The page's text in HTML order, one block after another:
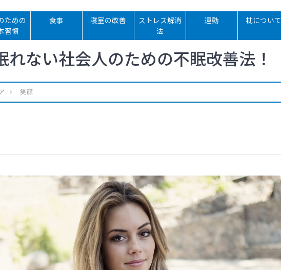
ための
習慣
食事 寝室の改善
ストレス解消
法
運動 枕について
れない社会人のための不眠改善法！
笑顔